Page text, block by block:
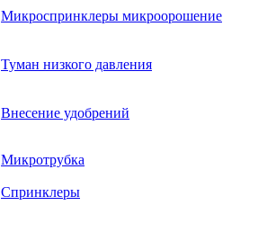
Микроспринклеры микроорошение
Туман низкого давления
Внесение удобрений
Микротрубка
Спринклеры